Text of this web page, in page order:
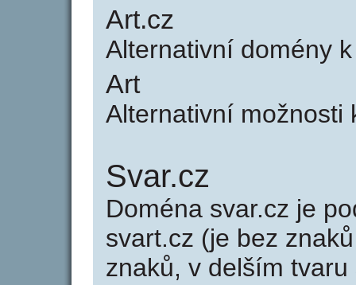
Art.cz
Alternativní domény
Art
Alternativní
Svar.cz
Doména svar.cz je
svart.cz (je bez
znaků, v delším